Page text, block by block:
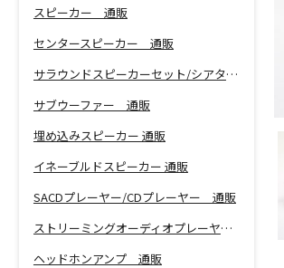
スピーカー 通販
センタースピーカー 通販
サラウンドスピーカーセット/シアターバー 通販
サブウーファー 通販
埋め込みスピーカー 通販
イネーブルドスピーカー 通販
SACDプレーヤー/CDプレーヤー 通販
ストリーミングオーディオプレーヤー 通販
ヘッドホンアンプ 通販